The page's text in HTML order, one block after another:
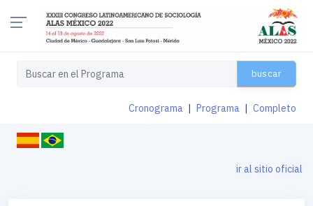
buscar
Cronograma Programa Completo
ir al sitio oficial